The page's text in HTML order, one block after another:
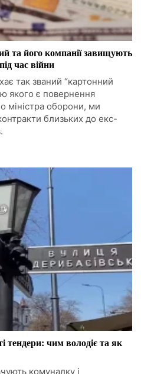
та його компанії завищують
час війни
так званий “картонний
якого є повернення
міністра оборони, ми
близьких до екс-
тендери: чим володіє та як
комуналку і